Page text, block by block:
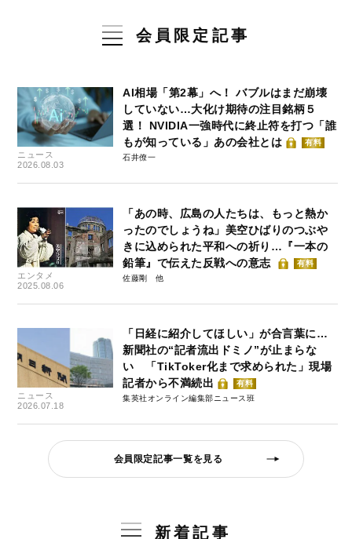
会員限定記事
ニュース
2026.08.03
AI相場「第2幕」へ！ バブルはまだ崩壊
していない…大化け期待の注目銘柄５
選！ NVIDIA一強時代に終止符を打つ「誰
もが知っている」あの会社とは
有料
石井僚一
エンタメ
2025.08.06
「あの時、広島の人たちは、もっと熱か
ったのでしょうね」美空ひばりのつぶや
きに込められた平和への祈り…『一本の
鉛筆』で伝えた反戦への意志
有料
佐藤剛
ニュース
2026.07.18
「日経に紹介してほしい」が合言葉に…
新聞社の“記者流出ドミノ”が止まらな
い 「TikToker化まで求められた」現場
記者から不満続出
有料
集英社オンライン編集部ニュース班
会員限定記事一覧を見る
新着記事